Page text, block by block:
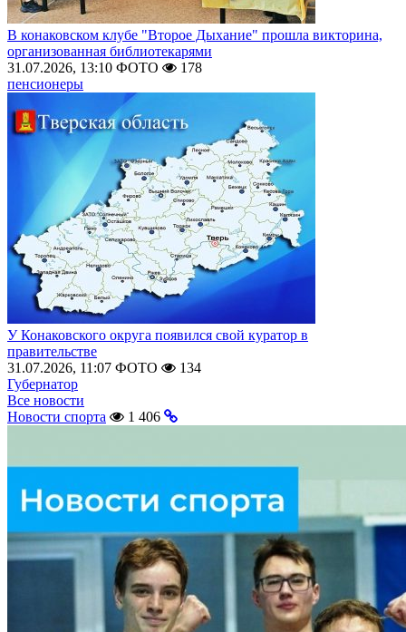
В конаковском клубе "Второе Дыхание" прошла викторина,
организованная библиотекарями
31.07.2026, 13:10 ФОТО
178
пенсионеры
У Конаковского округа появился свой куратор в
правительстве
31.07.2026, 11:07 ФОТО
134
Губернатор
Все новости
Новости спорта
1 406